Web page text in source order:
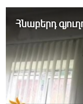
ՊԱՏԵՐԱԶՄԻ 6
ՄԻՋԱԶԳԱՅԻՆ
ՄՇԱԿՈՒՅԹ
ՍՊՈՐՏ
No